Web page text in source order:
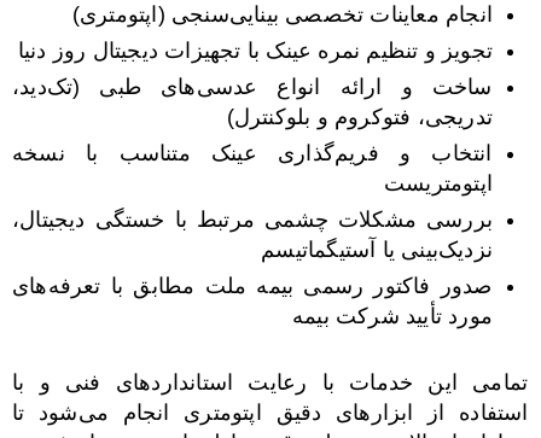
انجام معاینات تخصصی بینایی‌سنجی (اپتومتری)
تجویز و تنظیم نمره عینک با تجهیزات دیجیتال روز دنیا
ساخت و ارائه انواع عدسی‌های طبی (تک‌دید،
تدریجی، فتوکروم و بلوکنترل)
انتخاب و فریم‌گذاری عینک متناسب با نسخه
اپتومتریست
بررسی مشکلات چشمی مرتبط با خستگی دیجیتال،
نزدیک‌بینی یا آستیگماتیسم
صدور فاکتور رسمی بیمه ملت مطابق با تعرفه‌های
مورد تأیید شرکت بیمه
تمامی این خدمات با رعایت استانداردهای فنی و با
استفاده از ابزارهای دقیق اپتومتری انجام می‌شود تا